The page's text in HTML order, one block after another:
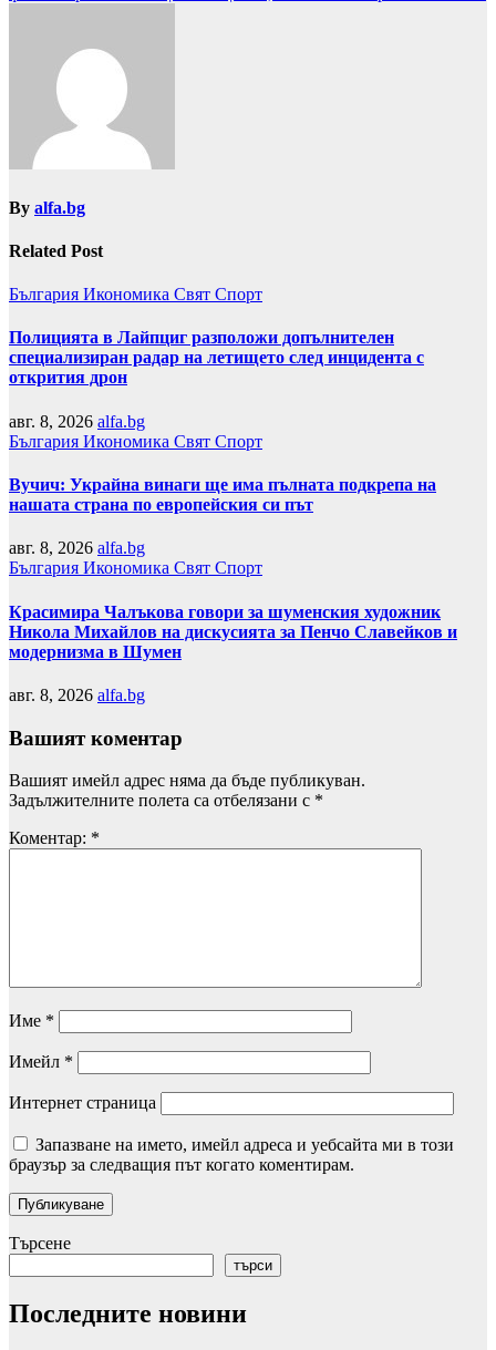
By alfa.bg
Related Post
България Икономика Свят Спорт
Полицията в Лайпциг разположи допълнителен
специализиран радар на летището след инцидента с
открития дрон
авг. 8, 2026 alfa.bg
България Икономика Свят Спорт
Вучич: Украйна винаги ще има пълната подкрепа на
нашата страна по европейския си път
авг. 8, 2026 alfa.bg
България Икономика Свят Спорт
Красимира Чалъкова говори за шуменския художник
Никола Михайлов на дискусията за Пенчо Славейков и
модернизма в Шумен
авг. 8, 2026 alfa.bg
Вашият коментар
Вашият имейл адрес няма да бъде публикуван.
Задължителните полета са отбелязани с *
Коментар: *
Име *
Имейл *
Интернет страница
Запазване на името, имейл адреса и уебсайта ми в този
браузър за следващия път когато коментирам.
Търсене
търси
Последните новини